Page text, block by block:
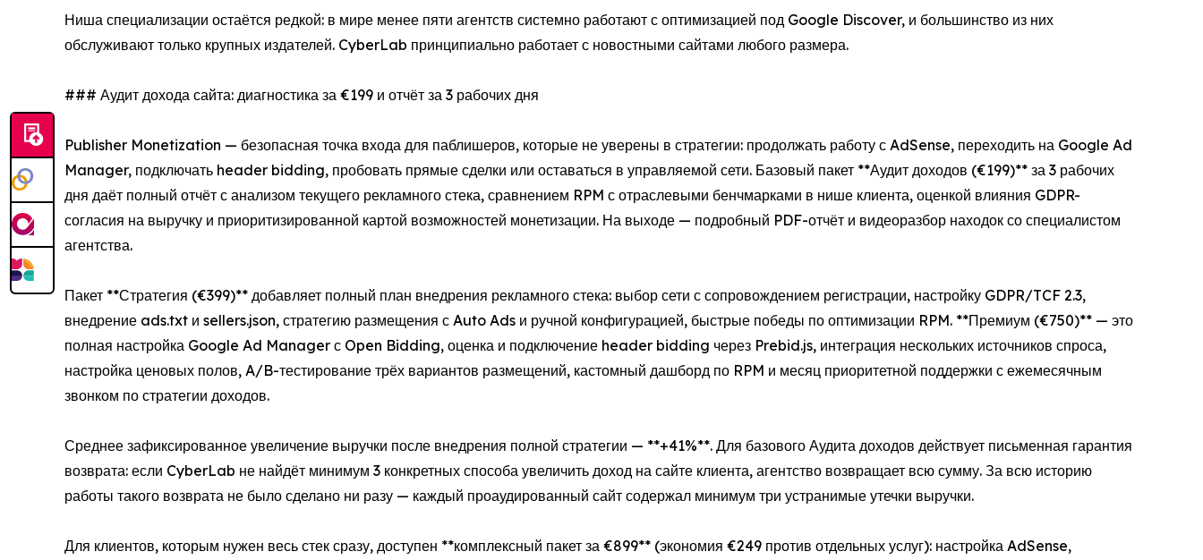
Ниша специализации остаётся редкой: в мире менее пяти агентств системно работают с оптимизацией под Google Discover, и большинство из них
обслуживают только крупных издателей. CyberLab принципиально работает с новостными сайтами любого размера.
### Аудит дохода сайта: диагностика за €199 и отчёт за 3 рабочих дня
Publisher Monetization — безопасная точка входа для паблишеров, которые не уверены в стратегии: продолжать работу с AdSense, переходить на Google Ad
Manager, подключать header bidding, пробовать прямые сделки или оставаться в управляемой сети. Базовый пакет **Аудит доходов (€199)** за 3 рабочих
дня даёт полный отчёт с анализом текущего рекламного стека, сравнением RPM с отраслевыми бенчмарками в нише клиента, оценкой влияния GDPR-
согласия на выручку и приоритизированной картой возможностей монетизации. На выходе — подробный PDF-отчёт и видеоразбор находок со специалистом
агентства.
Пакет **Стратегия (€399)** добавляет полный план внедрения рекламного стека: выбор сети с сопровождением регистрации, настройку GDPR/TCF 2.3,
внедрение ads.txt и sellers.json, стратегию размещения с Auto Ads и ручной конфигурацией, быстрые победы по оптимизации RPM. **Премиум (€750)** — это
полная настройка Google Ad Manager с Open Bidding, оценка и подключение header bidding через Prebid.js, интеграция нескольких источников спроса,
настройка ценовых полов, A/B-тестирование трёх вариантов размещений, кастомный дашборд по RPM и месяц приоритетной поддержки с ежемесячным
звонком по стратегии доходов.
Среднее зафиксированное увеличение выручки после внедрения полной стратегии — **+41%**. Для базового Аудита доходов действует письменная гарантия
возврата: если CyberLab не найдёт минимум 3 конкретных способа увеличить доход на сайте клиента, агентство возвращает всю сумму. За всю историю
работы такого возврата не было сделано ни разу — каждый проаудированный сайт содержал минимум три устранимые утечки выручки.
Для клиентов, которым нужен весь стек сразу, доступен **комплексный пакет за €899** (экономия €249 против отдельных услуг): настройка AdSense,